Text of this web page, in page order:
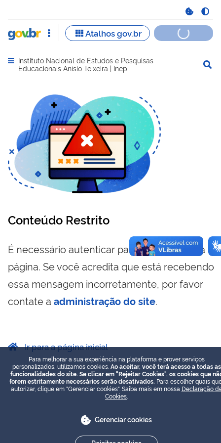
Abrir menu principal de navegação
Instituto Nacional de Estudos e Pesquisas
Educacionais Anísio Teixeira | Inep
Conteúdo Restrito
É necessário autenticar para visualizar essa
página. Se você acredita que está recebendo
essa mensagem incorretamente, por favor
contate a administração do site.
Ir para a página inicial
Para melhorar a sua experiência na plataforma e prover serviços
personalizados, utilizamos cookies. Ao aceitar, você terá acesso a todas as
funcionalidades do site. Se clicar em "Rejeitar Cookies", os cookies que
forem estritamente necessários serão desativados. Para escolher quais
autorizar, clique em "Gerenciar cookies". Saiba mais em nossa Declaração
Cookies
Gerenciar cookies